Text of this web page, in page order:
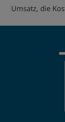
Umsatz, die